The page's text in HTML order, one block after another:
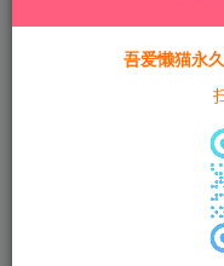
本站所有资源均为网
吾爱懒猫永